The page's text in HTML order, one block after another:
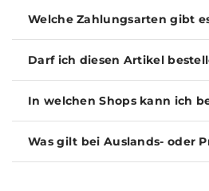
Welche Zahlungsarten gibt
Darf ich diesen Artikel
In welchen Shops kann ich
Was gilt bei Auslands- oder